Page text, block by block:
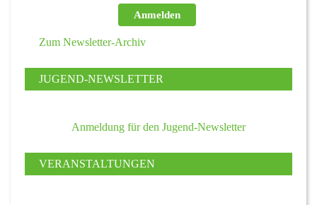
Anmelden
Zum Newsletter-Archiv
JUGEND-NEWSLETTER
Anmeldung für den Jugend-Newsletter
VERANSTALTUNGEN